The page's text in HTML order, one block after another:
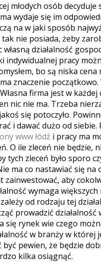
młodych osób
wydaje się im
na w jaki sposób
nie posiada, żeby
własną działalność
indywidualnej pracy
bo są niska
znaczenie
firma jest w
nic nie ma. Trzeba
się potoczyło.
i dawać dużo od
www łódź i pracy ma
O ile zleceń nie będzie,
tych zleceń było sporo
ma co nastawiać się
zainwestować, aby
wymaga
od rodzaju tej
prowadzić
się rynek wie czego
w branży w której
pewien, że będzie
kilka osiągnąć.